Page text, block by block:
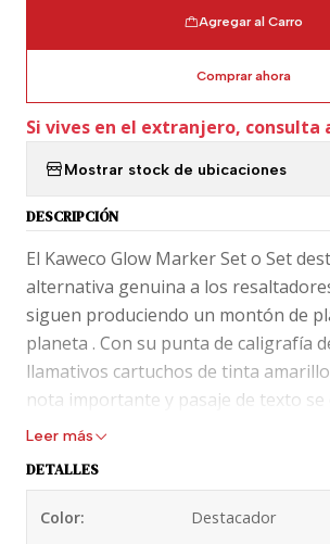
Agregar al Carro
Comprar ahora
Si vives en el extranjero, consulta
Mostrar stock de ubicaciones
DESCRIPCIÓN
El Kaweco Glow Marker Set o Set
alternativa genuina a los
siguen produciendo un montón de
planeta . Con su punta de caligrafía
llamativos cartuchos de tinta
nota importante y pasaje de texto se
manera sostenible.
Presentado en caja de metal negra y
Leer más
DETALLES
Color: Destacador